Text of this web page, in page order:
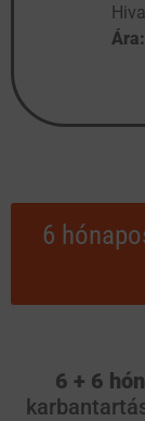
6
6 + 6